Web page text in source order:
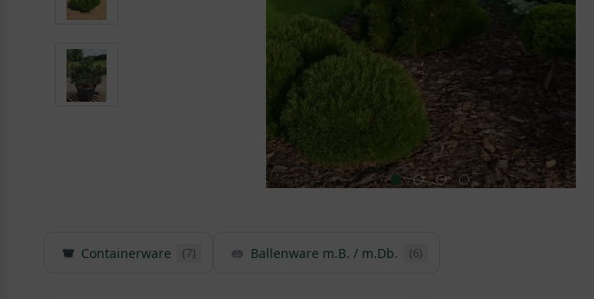
Containerware (7) Ballenware m.B. / m.Db. (6)